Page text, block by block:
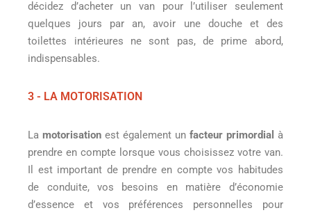
décidez d’acheter un van pour l’utiliser seulement
quelques jours par an, avoir une douche et des
toilettes intérieures ne sont pas, de prime abord,
indispensables.
3 - LA MOTORISATION
Lamotorisation est également un facteur primordial à
prendre en compte lorsque vous choisissez votre van.
Il est important de prendre en compte vos habitudes
de conduite, vos besoins en matière d’économie
d’essence et vos préférences personnelles pour